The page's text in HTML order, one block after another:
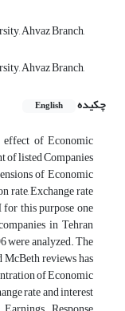
Ahvaz Branch,
Ahvaz Branch,
چکیده
English
of Economic
of listed Companies
of Economic
rate, Exchange rate
this purpose one
in Tehran
were analyzed. The
reviews has
of Economic
rate and interest